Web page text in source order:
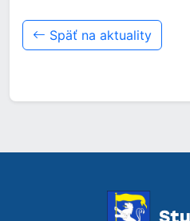
Späť na aktuality